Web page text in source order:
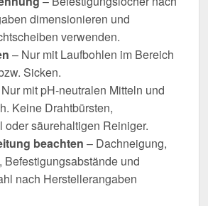
dimensionieren und
verwenden.
– Nur mit Laufbohlen im Bereich
Sicken.
mit pH-neutralen Mitteln und
Keine Drahtbürsten,
oder säurehaltigen Reiniger.
beachten – Dachneigung,
Befestigungsabstände und
nach Herstellerangaben